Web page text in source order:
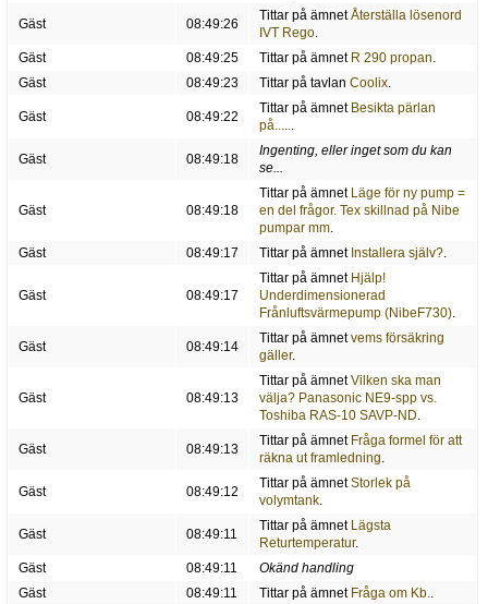
Gäst 08:49:26
Tittar på ämnetÅterställa lösenord
IVT Rego.
Gäst
08:49:25 Tittar på ämnet R 290 propan.
Gäst
08:49:23 Tittar på tavlan Coolix.
Gäst 08:49:22
Tittar på ämnet Besikta pärlan
på......
Gäst 08:49:18
Ingenting, eller inget som du kan
se...
Gäst 08:49:18
Tittar på ämnet Läge för ny pump =
en del frågor. Tex skillnad på Nibe
pumpar mm.
Gäst
08:49:17 Tittar på ämnet Installera själv?.
Gäst 08:49:17
Tittar på ämnet Hjälp!
Underdimensionerad
Frånluftsvärmepump (NibeF730).
Gäst 08:49:14
Tittar på ämnetvems försäkring
gäller.
Gäst 08:49:13
Tittar på ämnetVilken ska man
välja? Panasonic NE9-spp vs.
Toshiba RAS-10 SAVP-ND.
Gäst 08:49:13
Tittar på ämnet Fråga formel för att
räkna ut framledning.
Gäst 08:49:12
Tittar på ämnetStorlek på
volymtank.
Gäst 08:49:11
Tittar på ämnet Lägsta
Returtemperatur.
Gäst
08:49:11
Okänd handling
Gäst
08:49:11 Tittar på ämnet Fråga om Kb..